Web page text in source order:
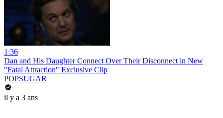
1:36
Dan and His Daughter Connect Over Their Disconnect in New
"Fatal Attraction" Exclusive Clip
POPSUGAR
il y a 3 ans